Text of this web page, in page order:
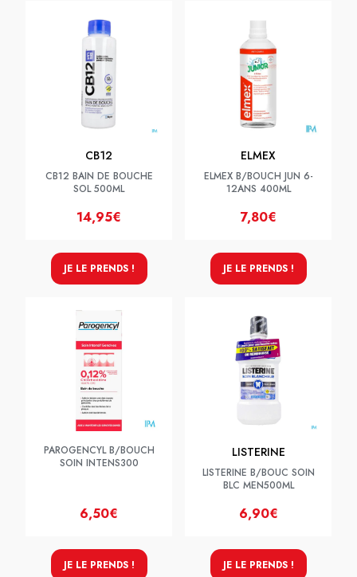
CB12
CB12 BAIN DE BOUCHE
SOL 500ML
14,95€
JE LE PRENDS !
ELMEX
ELMEX B/BOUCH JUN 6-
12ANS 400ML
7,80€
JE LE PRENDS !
PAROGENCYL B/BOUCH
SOIN INTENS300
6,50€
JE LE PRENDS !
LISTERINE
LISTERINE B/BOUC SOIN
BLC MEN500ML
6,90€
JE LE PRENDS !